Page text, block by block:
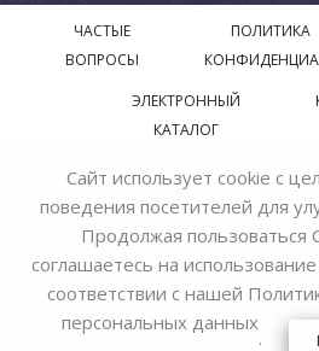
ЧАСТЫЕ
ВОПРОСЫ
ПОЛИТИКА
ЭЛЕКТРОННЫЙ
КАТАЛОГ
© 2018—2026 Официальный сайт
Bohemia Ivele Crystal
Сайт использует cookie с
поведения посетителей для
Продолжая пользоваться
соглашаетесь на
соответствии с нашей
персональных данных
.